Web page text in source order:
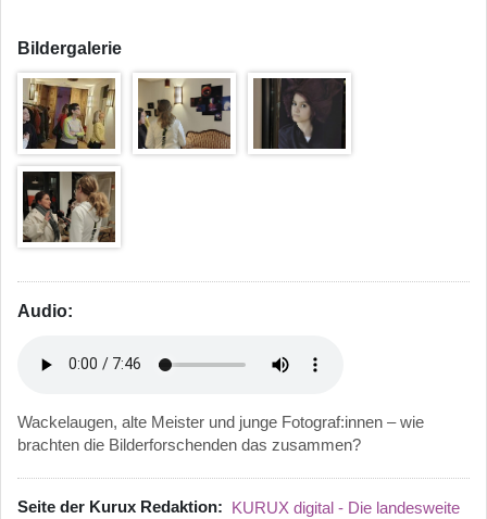
Bildergalerie
Audio:
Wackelaugen, alte Meister und junge Fotograf:innen – wie
brachten die Bilderforschenden das zusammen?
Seite der Kurux Redaktion KURUX digital - Die landesweite